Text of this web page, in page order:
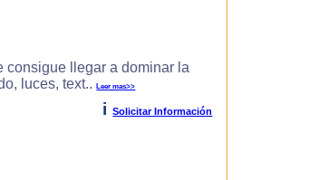
consigue llegar a dominar la
luces, text..Leer mas>>
i Solicitar Información